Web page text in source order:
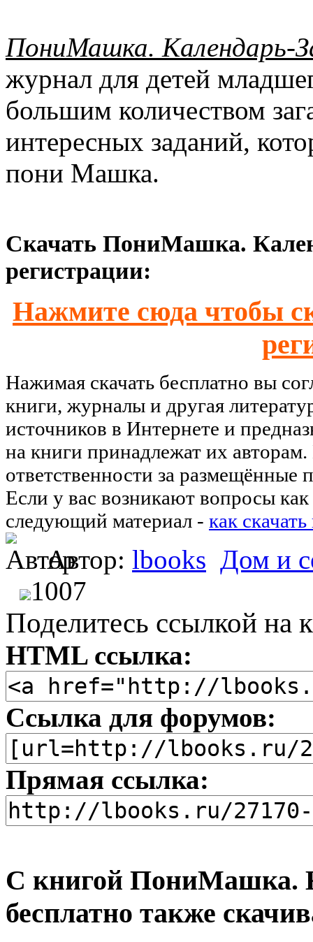
ПониМашка. Календарь-
журнал для детей
большим количеством
интересных заданий,
пони Машка.
Скачать ПониМашка.
регистрации:
Нажмите сюда чтобы
Нажимая скачать бесплатно вы
книги, журналы и другая
источников в Интернете и
на книги принадлежат их
ответственности за размещённые
Если у вас возникают вопросы как
следующий материал - как
Автор: lbooks Дом и
1007
Поделитесь ссылкой на
HTML ссылка:
Ссылка для форумов:
Прямая ссылка:
С книгой ПониМашка.
бесплатно также